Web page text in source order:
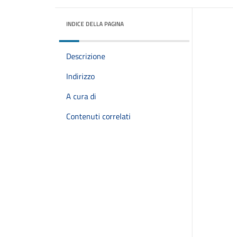
INDICE DELLA PAGINA
Descrizione
Indirizzo
A cura di
Contenuti correlati